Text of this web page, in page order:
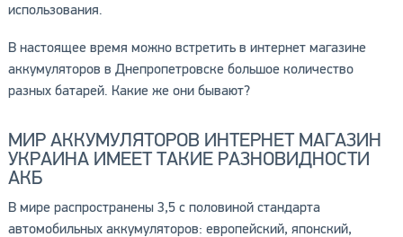
использования.
В настоящее время можно встретить в интернет магазине
аккумуляторов в Днепропетровске большое количество
разных батарей. Какие же они бывают?
МИР АККУМУЛЯТОРОВ ИНТЕРНЕТ МАГАЗИН
УКРАИНА ИМЕЕТ ТАКИЕ РАЗНОВИДНОСТИ
АКБ
В мире распространены 3,5 с половиной стандарта
автомобильных аккумуляторов: европейский, японский,